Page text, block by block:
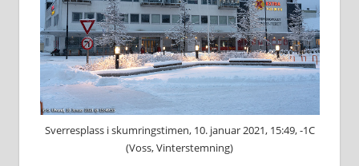
Sverresplass i skumringstimen, 10. januar 2021, 15:49, -1C
(Voss, Vinterstemning)